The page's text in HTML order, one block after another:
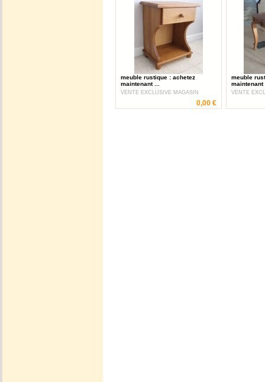
meuble rustique : achetez
maintenant ...
VENTE EXCLUSIVE MAGASIN
0,00 €
meuble
maintenant
VENTE